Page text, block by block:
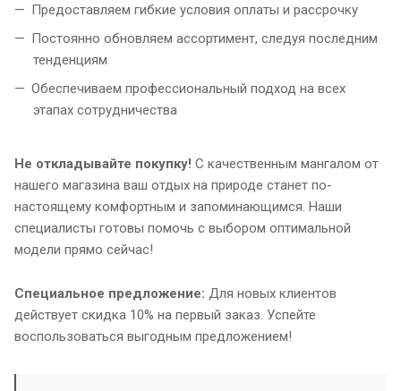
Предоставляем гибкие условия оплаты и рассрочку
Постоянно обновляем ассортимент, следуя последним
тенденциям
Обеспечиваем профессиональный подход на всех
этапах сотрудничества
Не откладывайте покупку! С качественным мангалом от
нашего магазина ваш отдых на природе станет по-
настоящему комфортным и запоминающимся. Наши
специалисты готовы помочь с выбором оптимальной
модели прямо сейчас!
Специальное предложение: Для новых клиентов
действует скидка 10% на первый заказ. Успейте
воспользоваться выгодным предложением!